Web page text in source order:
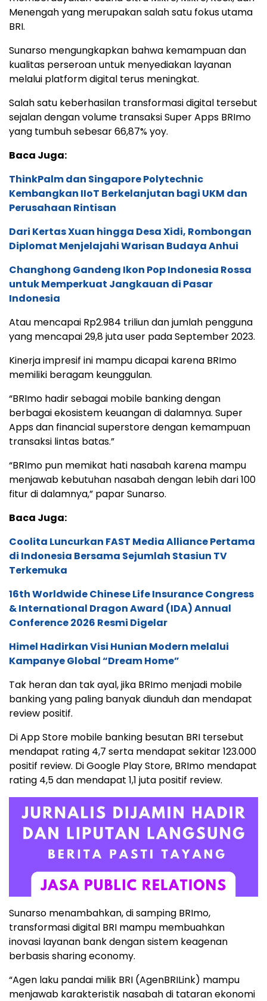
Menengah yang merupakan salah satu fokus utama
BRI.
Sunarso mengungkapkan bahwa kemampuan dan
kualitas perseroan untuk menyediakan layanan
melalui platform digital terus meningkat.
Salah satu keberhasilan transformasi digital tersebut
sejalan dengan volume transaksi Super Apps BRImo
yang tumbuh sebesar 66,87% yoy.
Baca Juga:
ThinkPalm dan Singapore Polytechnic
Kembangkan IIoT Berkelanjutan bagi UKM dan
Perusahaan Rintisan
Dari Kertas Xuan hingga Desa Xidi, Rombongan
Diplomat Menjelajahi Warisan Budaya Anhui
Changhong Gandeng Ikon Pop Indonesia Rossa
untuk Memperkuat Jangkauan di Pasar
Indonesia
Atau mencapai Rp2.984 triliun dan jumlah pengguna
yang mencapai 29,8 juta user pada September 2023.
Kinerja impresif ini mampu dicapai karena BRImo
memiliki beragam keunggulan.
“BRImo hadir sebagai mobile banking dengan
berbagai ekosistem keuangan di dalamnya. Super
Apps dan financial superstore dengan kemampuan
transaksi lintas batas.”
“BRImo pun memikat hati nasabah karena mampu
menjawab kebutuhan nasabah dengan lebih dari 100
fitur di dalamnya,” papar Sunarso.
Baca Juga:
Coolita Luncurkan FAST Media Alliance Pertama
di Indonesia Bersama Sejumlah Stasiun TV
Terkemuka
16th Worldwide Chinese Life Insurance Congress
& International Dragon Award (IDA) Annual
Conference 2026 Resmi Digelar
Himel Hadirkan Visi Hunian Modern melalui
Kampanye Global “Dream Home”
Tak heran dan tak ayal, jika BRImo menjadi mobile
banking yang paling banyak diunduh dan mendapat
review positif.
Di App Store mobile banking besutan BRI tersebut
mendapat rating 4,7 serta mendapat sekitar 123.000
positif review. Di Google Play Store, BRImo mendapat
rating 4,5 dan mendapat 1,1 juta positif review.
Sunarso menambahkan, di samping BRImo,
transformasi digital BRI mampu membuahkan
inovasi layanan bank dengan sistem keagenan
berbasis sharing economy.
“Agen laku pandai milik BRI (AgenBRILink) mampu
menjawab karakteristik nasabah di tataran ekonomi